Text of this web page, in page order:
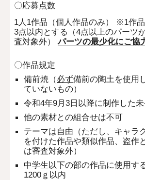
〇応募点数
1人1作品（個人作品のみ）
※1作
3点以内とする（4点以上のパーツ
査対象外）
パーツの最少化にご協
〇作品規定
備前焼（必ず備前の陶土を使用
ていないもの）
令和4年9月3日以降に制作した
他の素材との組合せは不可
テーマは自由（ただし、キャラ
を付けた作品や類似作品、盗作
は審査対象外）
中学生以下の部の作品に使用す
1200ｇ以内